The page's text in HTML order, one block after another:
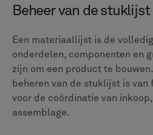
ENOVIA heeft een diepe,
unieke ID's, revisies,
gedefinieerde eigendom, en
met CAD-pakketten voor
ontwerpbestanden.
Teamcenter biedt sterke